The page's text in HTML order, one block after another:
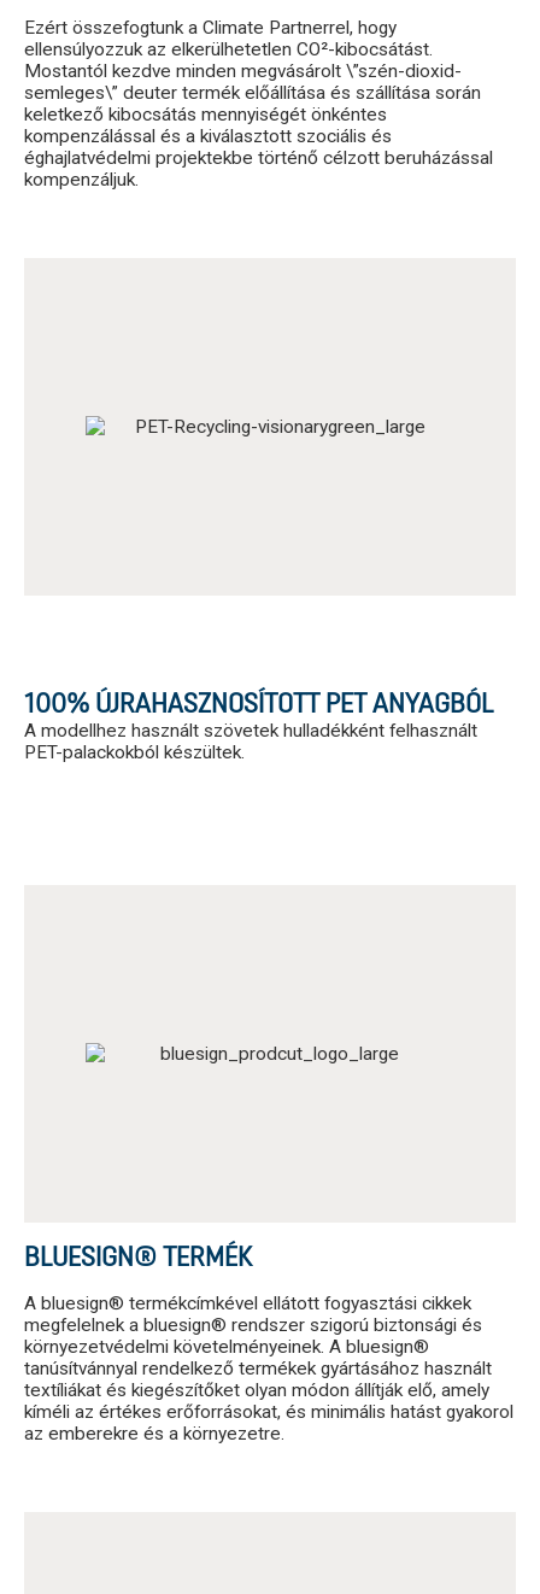
Ezért összefogtunk a Climate Partnerrel, hogy
ellensúlyozzuk az elkerülhetetlen CO²-kibocsátást.
Mostantól kezdve minden megvásárolt \”szén-dioxid-
semleges\” deuter termék előállítása és szállítása során
keletkező kibocsátás mennyiségét önkéntes
kompenzálással és a kiválasztott szociális és
éghajlatvédelmi projektekbe történő célzott beruházással
kompenzáljuk.
100% ÚJRAHASZNOSÍTOTT PET ANYAGBÓL
A modellhez használt szövetek hulladékként felhasznált
PET-palackokból készültek.
BLUESIGN® TERMÉK
A bluesign® termékcímkével ellátott fogyasztási cikkek
megfelelnek a bluesign® rendszer szigorú biztonsági és
környezetvédelmi követelményeinek. A bluesign®
tanúsítvánnyal rendelkező termékek gyártásához használt
textíliákat és kiegészítőket olyan módon állítják elő, amely
kíméli az értékes erőforrásokat, és minimális hatást gyakorol
az emberekre és a környezetre.